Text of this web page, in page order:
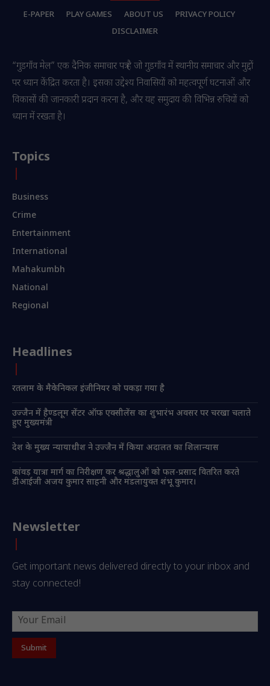
E-PAPER PLAY GAMES ABOUT US
PRIVACY POLICY
DISCLAIMER
“गुडगाँव मेल” एक दैनिक समाचार पत्र है जो गुडगाँव में स्थानीय समाचार और मुद्दों
पर ध्यान केंद्रित करता है। इसका उद्देश्य निवासियों को महत्वपूर्ण घटनाओं और
विकासों की जानकारी प्रदान करना है, और यह समुदाय की विभिन्न रुचियों को
ध्यान में रखता है।
Topics
Business
Crime
Entertainment
International
Mahakumbh
National
Regional
Headlines
रतलाम के मैकेनिकल इंजीनियर को पकड़ा गया है
उज्जैन में हैण्डलूम सेंटर ऑफ एक्सीलेंस का शुभारंभ अवसर पर चरखा चलाते
हुए मुख्यमंत्री
देश के मुख्य न्यायाधीश ने उज्जैन में किया अदालत का शिलान्यास
कांवड़ यात्रा मार्ग का निरीक्षण कर श्रद्धालुओं को फल-प्रसाद वितरित करते
डीआईजी अजय कुमार साहनी और मंडलायुक्त शंभू कुमार।
Newsletter
Get important news delivered directly to your inbox and
stay connected!